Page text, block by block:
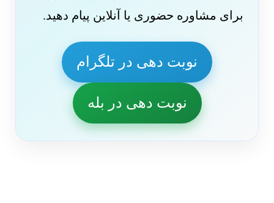
برای مشاوره حضوری یا آنلاین پیام دهید.
نوبت دهی در تلگرام
نوبت دهی در بله